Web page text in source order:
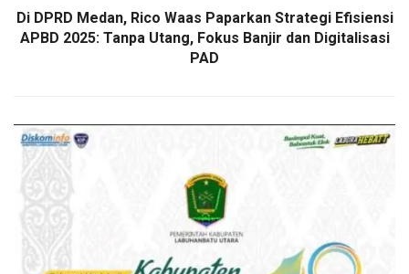
Di DPRD Medan, Rico Waas Paparkan Strategi Efisiensi
APBD 2025: Tanpa Utang, Fokus Banjir dan Digitalisasi
PAD